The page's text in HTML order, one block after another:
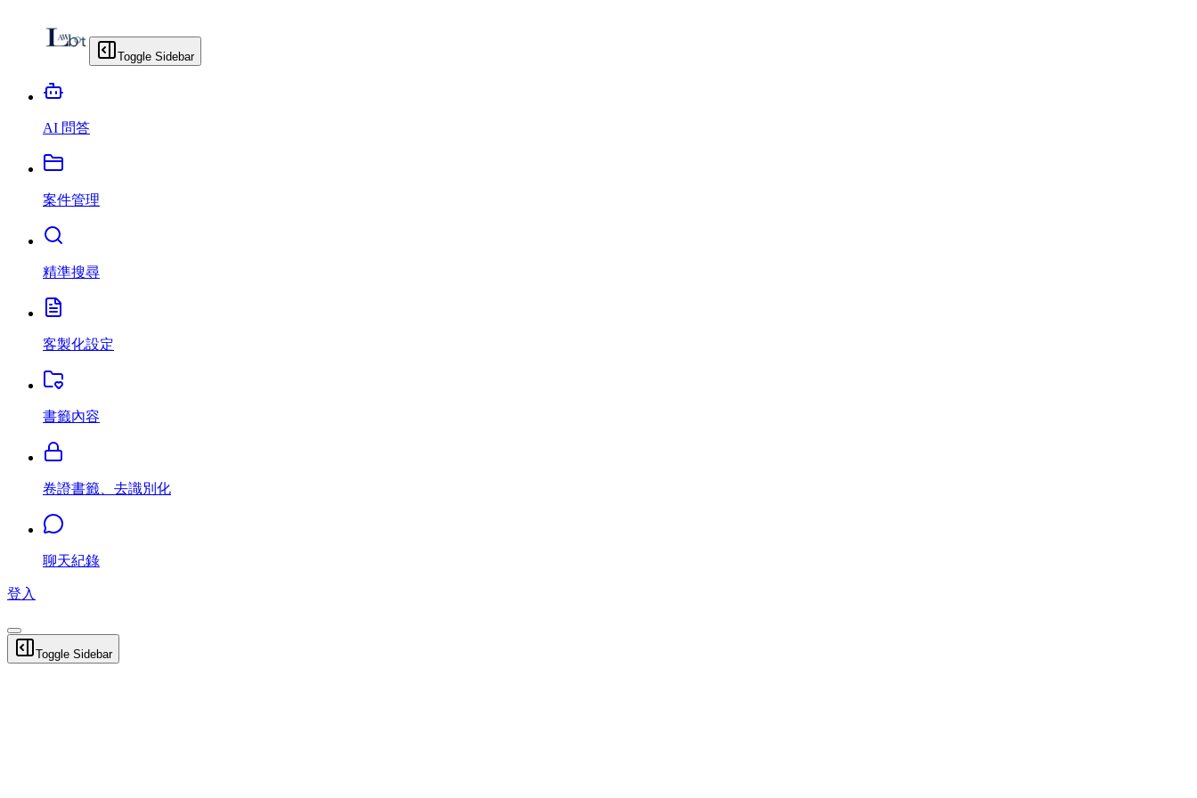
Toggle Sidebar
AI 問答
案件管理
精準搜尋
客製化設定
書籤內容
卷證書籤、去識別化
聊天紀錄
登入
Toggle Sidebar